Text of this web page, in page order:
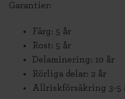
Garantier:
Färg: 5 år
Rost: 5 år
Delaminering: 10 år
Rörliga delar: 2 år
Allriskförsäkring 3-5